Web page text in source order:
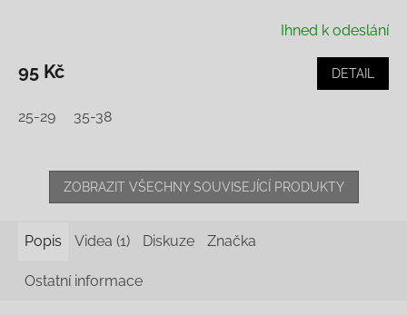
Ihned k odeslání
95 Kč DETAIL
25-29 35-38
ZOBRAZIT VŠECHNY SOUVISEJÍCÍ PRODUKTY
Popis Videa (1) Diskuze Značka
Ostatní informace